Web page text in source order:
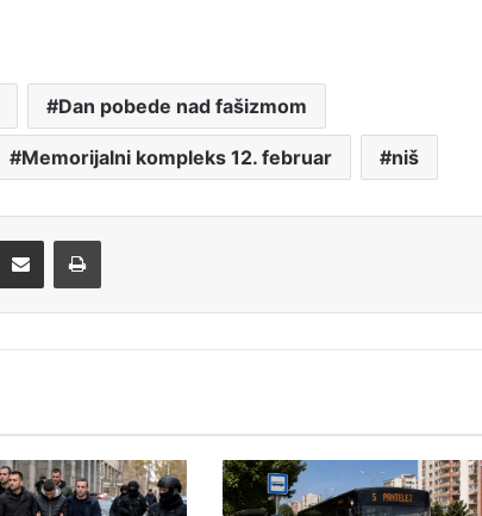
Dan pobede nad fašizmom
Memorijalni kompleks 12. februar niš